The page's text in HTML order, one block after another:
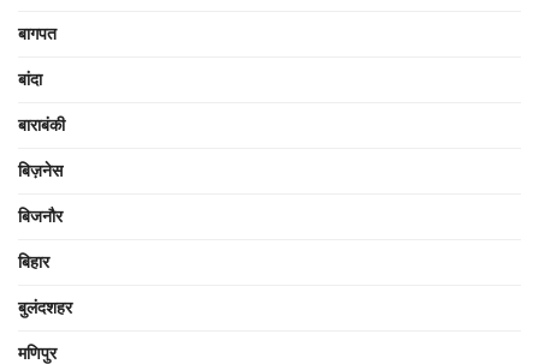
बागपत
बांदा
बाराबंकी
बिज़नेस
बिजनौर
बिहार
बुलंदशहर
मणिपुर